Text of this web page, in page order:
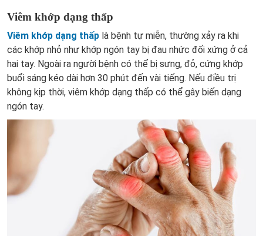
Viêm khớp dạng thấp
Viêm khớp dạng thấp là bệnh tự miễn, thường xảy ra khi
các khớp nhỏ như khớp ngón tay bị đau nhức đối xứng ở cả
hai tay. Ngoài ra người bệnh có thể bị sưng, đỏ, cứng khớp
buổi sáng kéo dài hơn 30 phút đến vài tiếng. Nếu điều trị
không kịp thời, viêm khớp dạng thấp có thể gây biến dạng
ngón tay.